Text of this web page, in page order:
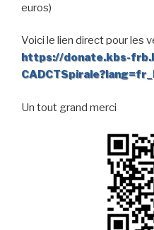
euros)
Voici le lien direct pour les
https://donate.kbs-
Un tout grand merci